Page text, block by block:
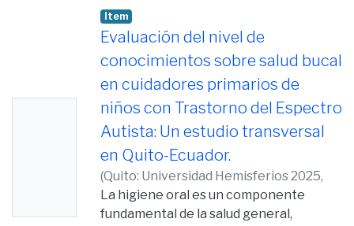
opacidades delimitadas, opacidades
difusas e hipoplasias;
las opacidades se definen o son
del esmalte que se
caracteriza por una disminución de la
mineralización (hipomineralización),
mientras que
la hipoplasia se define como un defecto
cuantitativo producido por la falta de
producción
Item
Evaluación del nivel de
conocimientos sobre salud bucal
en cuidadores primarios de
niños con Trastorno del Espectro
Autista: Un estudio transversal
en Quito-Ecuador.
(Quito: Universidad Hemisferios 2025,
2025-10-16)Pérez Espinoza, Bryan
Steve
La higiene oral es un componente
fundamental de la salud general,